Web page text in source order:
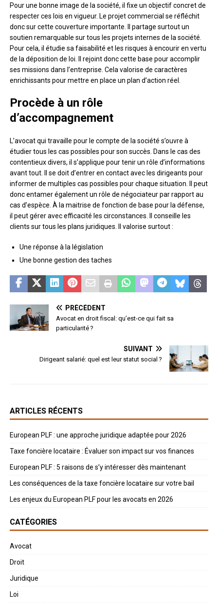
Pour une bonne image de la société, il fixe un objectif concret de
respecter ces lois en vigueur. Le projet commercial se réfléchit
donc sur cette couverture importante. Il partage surtout un
soutien remarquable sur tous les projets internes de la société.
Pour cela, il étudie sa faisabilité et les risques à encourir en vertu
de la déposition de loi. Il rejoint donc cette base pour accomplir
ses missions dans l’entreprise. Cela valorise de caractères
enrichissants pour mettre en place un plan d’action réel.
Procède à un rôle
d’accompagnement
L’avocat qui travaille pour le compte de la société s’ouvre à
étudier tous les cas possibles pour son succès. Dans le cas des
contentieux divers, il s’applique pour tenir un rôle d’informations
avant tout. Il se doit d’entrer en contact avec les dirigeants pour
informer de multiples cas possibles pour chaque situation. Il peut
donc entamer également un rôle de négociateur par rapport au
cas d’espèce. À la maitrise de fonction de base pour la défense,
il peut gérer avec efficacité les circonstances. Il conseille les
clients sur tous les plans juridiques. Il valorise surtout :
Une réponse à la législation
Une bonne gestion des taches
PRÉCÉDENT
Avocat en droit fiscal: qu’est-ce qui fait sa
particularité ?
SUIVANT
Dirigeant salarié: quel est leur statut social ?
ARTICLES RÉCENTS
European PLF : une approche juridique adaptée pour 2026
Taxe foncière locataire : Évaluer son impact sur vos finances
European PLF : 5 raisons de s’y intéresser dès maintenant
Les conséquences de la taxe foncière locataire sur votre bail
Les enjeux du European PLF pour les avocats en 2026
CATÉGORIES
Avocat
Droit
Juridique
Loi